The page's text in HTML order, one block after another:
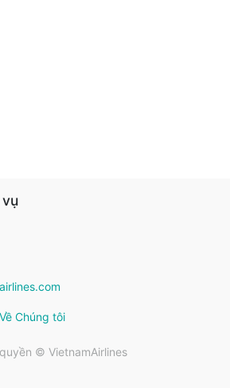
vụ
Về Chúng tôi
© VietnamAirlines